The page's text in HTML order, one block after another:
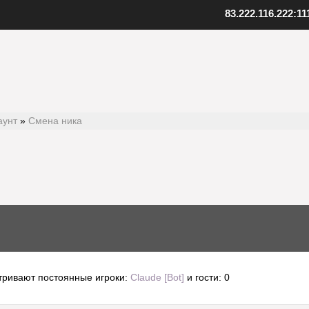
Внизу в клиенте выберите
Подтвердите добавление,
»Смена ника
постоянные игроки:Claude [Bot] и гости: 0